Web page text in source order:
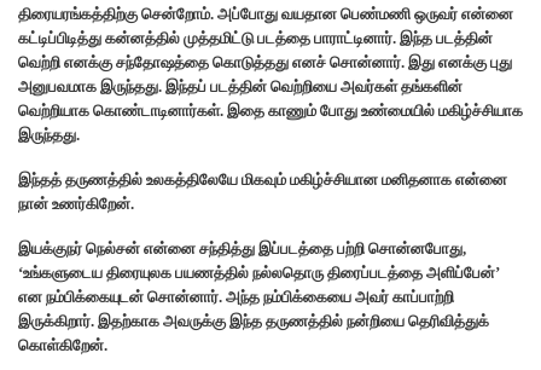
திரையரங்கத்திற்கு சென்றோம். அப்போது வயதான பெண்மணி ஒருவர் என்னை
கட்டிப்பிடித்து கன்னத்தில் முத்தமிட்டு படத்தை பாராட்டினார். இந்த படத்தின்
வெற்றி எனக்கு சந்தோஷத்தை கொடுத்தது எனச் சொன்னார். இது எனக்கு புது
அனுபவமாக இருந்தது. இந்தப் படத்தின் வெற்றியை அவர்கள் தங்களின்
வெற்றியாக கொண்டாடினார்கள். இதை காணும் போது உண்மையில் மகிழ்ச்சியாக
இருந்தது.
இந்தத் தருணத்தில் உலகத்திலேயே மிகவும் மகிழ்ச்சியான மனிதனாக என்னை
நான் உணர்கிறேன்.
இயக்குநர் நெல்சன் என்னை சந்தித்து இப்படத்தை பற்றி சொன்னபோது,
‘உங்களுடைய திரையுலக பயணத்தில் நல்லதொரு திரைப்படத்தை அளிப்பேன்’
என நம்பிக்கையுடன் சொன்னார். அந்த நம்பிக்கையை அவர் காப்பாற்றி
இருக்கிறார். இதற்காக அவருக்கு இந்த தருணத்தில் நன்றியை தெரிவித்துக்
கொள்கிறேன்.